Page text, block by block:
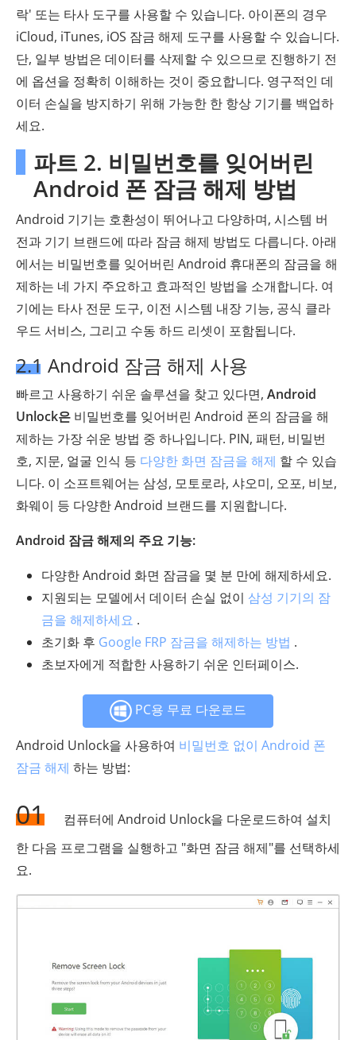
락' 또는 타사 도구를 사용할 수 있습니다. 아이폰의 경우
iCloud, iTunes, iOS 잠금 해제 도구를 사용할 수 있습니다.
단, 일부 방법은 데이터를 삭제할 수 있으므로 진행하기 전
에 옵션을 정확히 이해하는 것이 중요합니다. 영구적인 데
이터 손실을 방지하기 위해 가능한 한 항상 기기를 백업하
세요.
파트 2. 비밀번호를 잊어버린
Android 폰 잠금 해제 방법
Android 기기는 호환성이 뛰어나고 다양하며, 시스템 버
전과 기기 브랜드에 따라 잠금 해제 방법도 다릅니다. 아래
에서는 비밀번호를 잊어버린 Android 휴대폰의 잠금을 해
제하는 네 가지 주요하고 효과적인 방법을 소개합니다. 여
기에는 타사 전문 도구, 이전 시스템 내장 기능, 공식 클라
우드 서비스, 그리고 수동 하드 리셋이 포함됩니다.
2.1 Android 잠금 해제 사용
빠르고 사용하기 쉬운 솔루션을 찾고 있다면, Android
Unlock은 비밀번호를 잊어버린 Android 폰의 잠금을 해
제하는 가장 쉬운 방법 중 하나입니다. PIN, 패턴, 비밀번
호, 지문, 얼굴 인식 등 다양한 화면 잠금을 해제 할 수 있습
니다. 이 소프트웨어는 삼성, 모토로라, 샤오미, 오포, 비보,
화웨이 등 다양한 Android 브랜드를 지원합니다.
Android 잠금 해제의 주요 기능:
다양한 Android 화면 잠금을 몇 분 만에 해제하세요.
지원되는 모델에서 데이터 손실 없이 삼성 기기의 잠
금을 해제하세요 .
초기화 후 Google FRP 잠금을 해제하는 방법 .
초보자에게 적합한 사용하기 쉬운 인터페이스.
PC용 무료 다운로드
Android Unlock을 사용하여 비밀번호 없이 Android 폰
잠금 해제 하는 방법:
01
컴퓨터에 Android Unlock을 다운로드하여 설치
한 다음 프로그램을 실행하고 "화면 잠금 해제"를 선택하세
요.